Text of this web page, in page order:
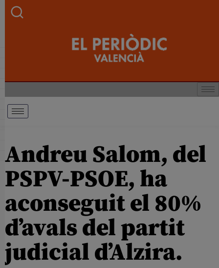
Andreu Salom, del
PSPV-PSOE, ha
aconseguit el 80%
d’avals del partit
judicial d’Alzira.